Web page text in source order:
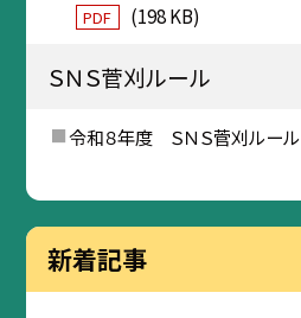
PDF (198 KB)
ＳＮＳ菅刈ルール
令和８年度 ＳＮＳ菅刈ルール
新着記事